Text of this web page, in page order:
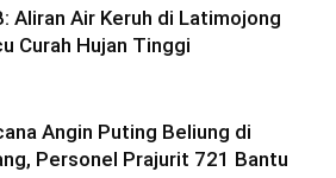
Aliran Air Keruh di Latimojong
Curah Hujan Tinggi
Angin Puting Beliung di
Personel Prajurit 721 Bantu